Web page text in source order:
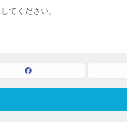
てください。